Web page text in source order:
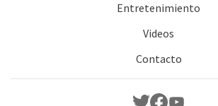
Entretenimiento
Videos
Contacto